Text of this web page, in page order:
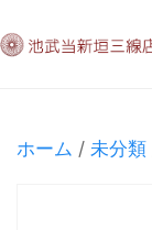
ホーム / 未分類